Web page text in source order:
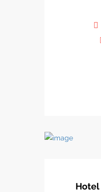
Hotel